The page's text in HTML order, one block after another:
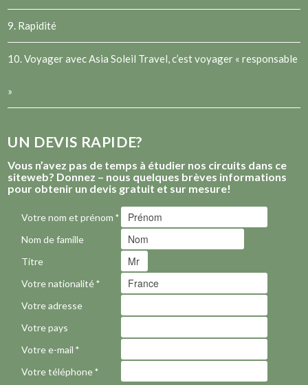
9. Rapidité
10. Voyager avec Asia Soleil Travel, c’est voyager « responsable
»
UN DEVIS RAPIDE?
Vous n’avez pas de temps à étudier nos circuits dans ce
siteweb? Donnez – nous quelques brèves informations
pour obtenir un devis gratuit et sur mesure!
Votre nom et prénom*
Nom de famille
Titre
Votre nationalité*
Votre adresse
Votre pays
Votre e-mail*
Votre téléphone*